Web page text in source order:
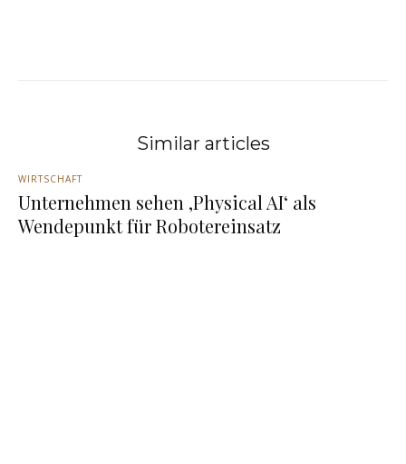
Similar articles
WIRTSCHAFT
Unternehmen sehen ‚Physical AI‘ als
Wendepunkt für Robotereinsatz